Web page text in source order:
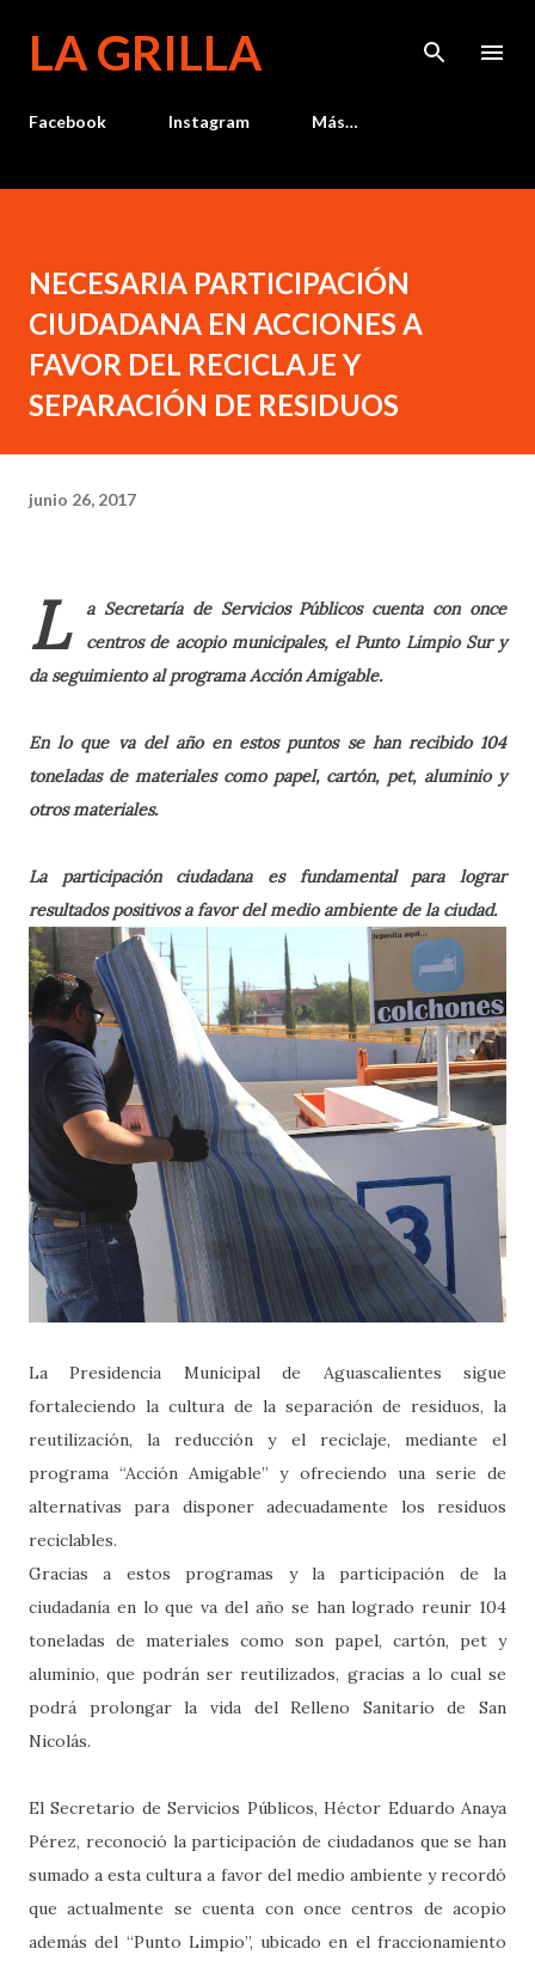
LA GRILLA
Facebook Instagram Más…
NECESARIA PARTICIPACIÓN
CIUDADANA EN ACCIONES A
FAVOR DEL RECICLAJE Y
SEPARACIÓN DE RESIDUOS
junio 26, 2017
L
a Secretaría de Servicios Públicos cuenta con once
centros de acopio municipales, el Punto Limpio Sur y
da seguimiento al programa Acción Amigable.
En lo que va del año en estos puntos se han recibido 104
toneladas de materiales como papel, cartón, pet, aluminio y
otros materiales.
La participación ciudadana es fundamental para lograr
resultados positivos a favor del medio ambiente de la ciudad.
La Presidencia Municipal de Aguascalientes sigue
fortaleciendo la cultura de la separación de residuos, la
reutilización, la reducción y el reciclaje, mediante el
programa “Acción Amigable” y ofreciendo una serie de
alternativas para disponer adecuadamente los residuos
reciclables.
Gracias a estos programas y la participación de la
ciudadanía en lo que va del año se han logrado reunir 104
toneladas de materiales como son papel, cartón, pet y
aluminio, que podrán ser reutilizados, gracias a lo cual se
podrá prolongar la vida del Relleno Sanitario de San
Nicolás.
El Secretario de Servicios Públicos, Héctor Eduardo Anaya
Pérez, reconoció la participación de ciudadanos que se han
sumado a esta cultura a favor del medio ambiente y recordó
que actualmente se cuenta con once centros de acopio
además del “Punto Limpio”, ubicado en el fraccionamiento